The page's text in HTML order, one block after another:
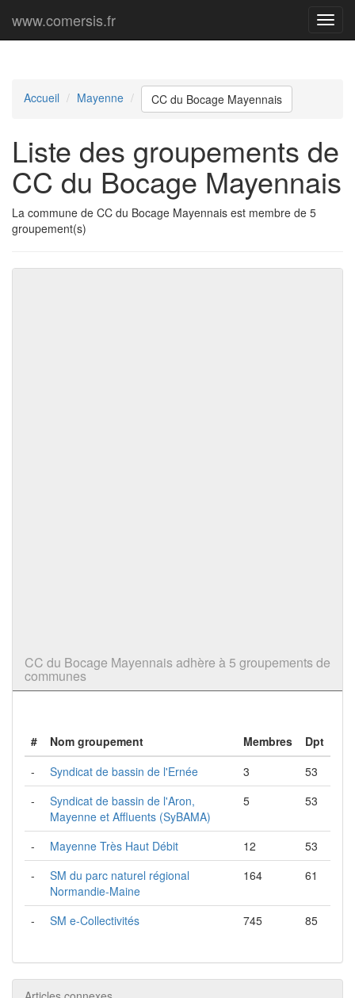
Menu
www.comersis.fr
Accueil Mayenne CC du Bocage Mayennais
Liste des groupements de
CC du Bocage Mayennais
La commune de CC du Bocage Mayennais est membre de 5
groupement(s)
CC du Bocage Mayennais adhère à 5 groupements de
communes
# Nom groupement Membres
Dpt
-
Syndicat de bassin de l'Ernée 3
53
-
Syndicat de bassin de l'Aron,
Mayenne et Affluents (SyBAMA)
5 53
- Mayenne Très Haut Débit 12
53
-
SM du parc naturel régional
Normandie-Maine
164 61
- SM e-Collectivités 745 85